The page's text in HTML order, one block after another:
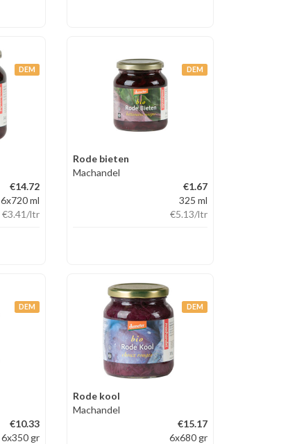
DEM
€14.72
6x720 ml
€3.41/ltr
DEM
Rode bieten
Machandel
€1.67
325 ml
€5.13/ltr
DEM
€10.33
6x350 gr
DEM
Rode kool
Machandel
€15.17
6x680 gr